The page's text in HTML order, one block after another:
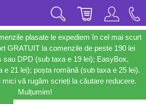
plasate le expediem în cel mai scurt
GRATUIT la comenzile de peste 190 lei
sau DPD (sub taxa e 19 lei); EasyBox,
e 21 lei); poșta română (sub taxa e 25 lei).
mici vă rugăm scrieți la căutare reducere.
Mulțumim!